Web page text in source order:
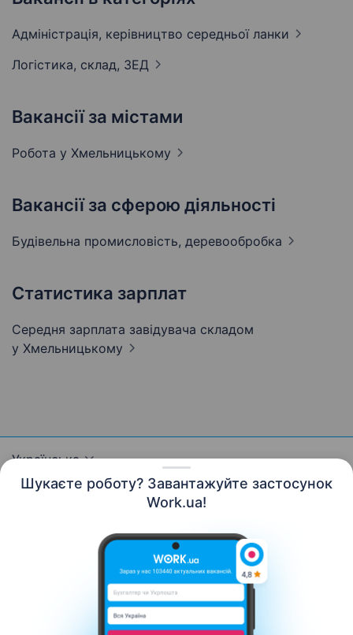
Шукаєте роботу? Завантажуйте застосунок
Work.ua!
Адмiнiстрацiя, керівництво середньої ланки
Логістика, склад, ЗЕД
Вакансії за містами
Робота у Хмельницькому
Вакансії за сферою діяльності
Будівельна промисловість, деревообробка
Статистика зарплат
Середня зарплата завідувача складом
у Хмельницькому
Українська
Контакти Про нас
Кар’єра
Новини Work.ua
Допомога Умови використання